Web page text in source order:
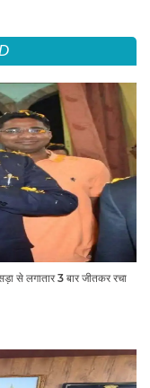
से लगातार 3 बार जीतकर रचा